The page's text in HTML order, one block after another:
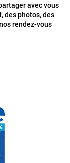
avec vous
des photos, des
rendez-vous